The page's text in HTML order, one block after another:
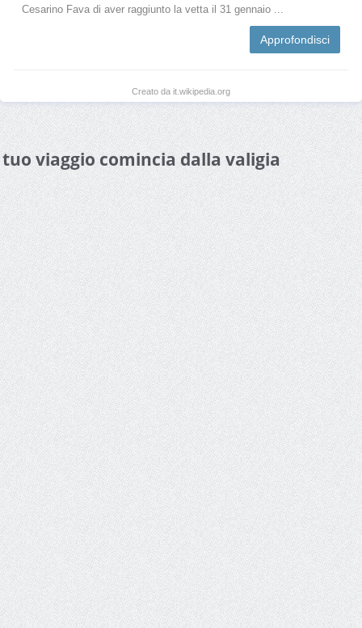
Cesarino Fava di aver raggiunto la vetta il 31 gennaio ...
Approfondisci
Creato da it.wikipedia.org
viaggio comincia dalla valigia